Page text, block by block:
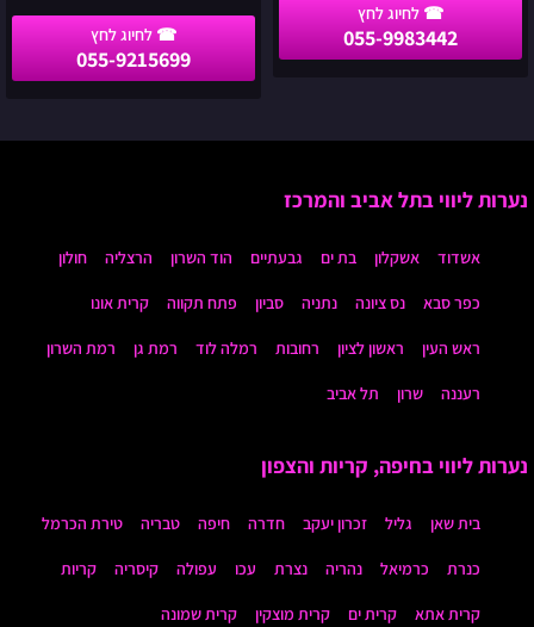
055-9983442
055-9215699
נערות ליווי בתל אביב והמרכז
אשדוד אשקלון בת ים גבעתיים הוד השרון הרצליה חולון
כפר סבא נס ציונה נתניה סביון פתח תקווה קרית אונו
ראש העין ראשון לציון רחובות רמלה לוד רמת גן רמת השרון
רעננה שרון תל אביב
נערות ליווי בחיפה, קריות והצפון
בית שאן גליל זכרון יעקב חדרה חיפה טבריה טירת הכרמל
כנרת כרמיאל נהריה נצרת עכו עפולה קיסריה קריות
קרית אתא קרית ים קרית מוצקין קרית שמונה